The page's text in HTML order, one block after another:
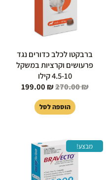
ברבקטו לכלב כדורים נגד
פרעושים וקרציות במשקל
4.5-10 קילו
270.00₪
199.00 ₪
הוספה לסל
מבצע!
המחיר
המקורי
היה:
270.00 ₪.